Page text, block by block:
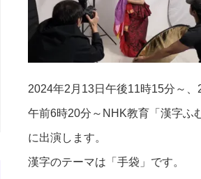
2024年2月13日午後11時15分～、
午前6時20分～NHK教育「漢字ふ
に出演します。
漢字のテーマは「手袋」です。